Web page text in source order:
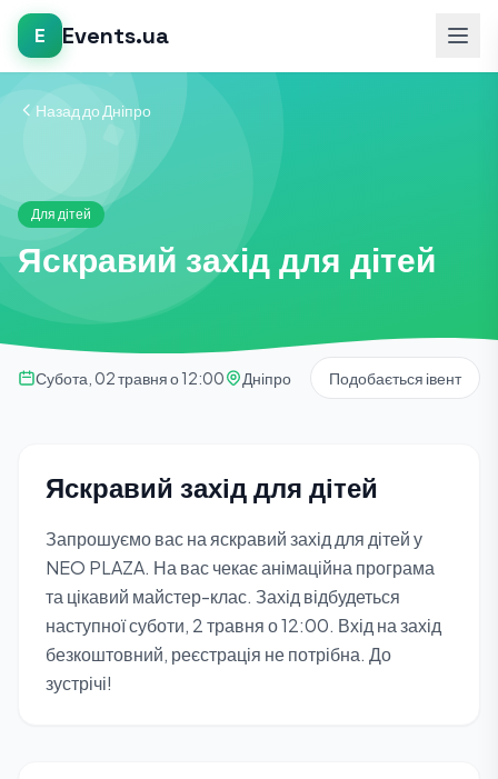
E Events.ua
Назад до Дніпро
Для дітей
Яскравий захід для дітей
Субота, 02 травня о 12:00 Дніпро Подобається івент
Яскравий захід для дітей
Запрошуємо вас на яскравий захід для дітей у
NEO PLAZA. На вас чекає анімаційна програма
та цікавий майстер-клас. Захід відбудеться
наступної суботи, 2 травня о 12:00. Вхід на захід
безкоштовний, реєстрація не потрібна. До
зустрічі!